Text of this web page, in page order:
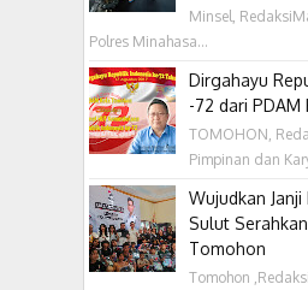
Minsel,
Polres Minahasa...
Dirgahayu
-72 dari
TOMOHON,
Pimpinan dan
Wujudkan Janji
Sulut
Tomohon
Tomohon